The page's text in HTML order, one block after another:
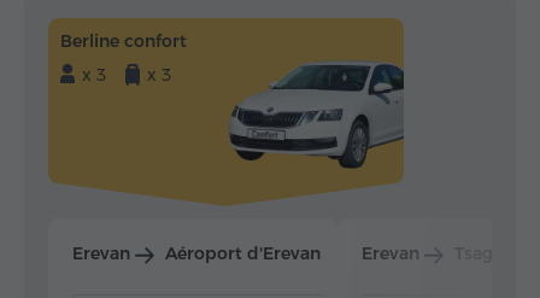
Berline confort
x 3
x 3
Erevan Aéroport d'Erevan Erevan